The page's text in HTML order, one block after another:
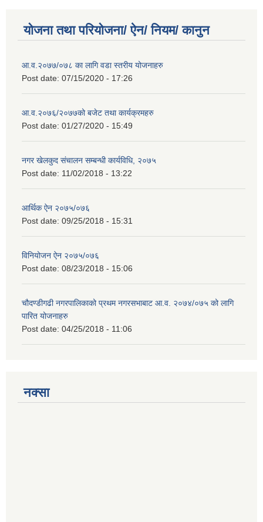
योजना तथा परियोजना/ ऐन/ नियम/ कानुन
आ.व.२०७७/०७८ का लागि वडा स्तरीय योजनाहरु
Post date: 07/15/2020 - 17:26
आ.व.२०७६/२०७७को बजेट तथा कार्यक्रमहरु
Post date: 01/27/2020 - 15:49
नगर खेलकुद संचालन सम्बन्धी कार्यविधि, २०७५
Post date: 11/02/2018 - 13:22
आर्थिक ऐन २०७५/०७६
Post date: 09/25/2018 - 15:31
विनियोजन ऐन २०७५/०७६
Post date: 08/23/2018 - 15:06
चौदण्डीगढी नगरपालिकाको प्रथम नगरसभाबाट आ.व. २०७४/०७५ को लागि
पारित योजनाहरु
Post date: 04/25/2018 - 11:06
नक्सा